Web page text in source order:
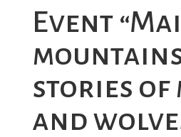
Event
stories of
and